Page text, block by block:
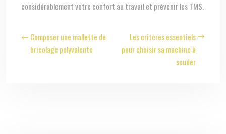
considérablement votre confort au travail et prévenir les TMS.
Composer une mallette de
bricolage polyvalente
Les critères essentiels
pour choisir sa machine à
souder